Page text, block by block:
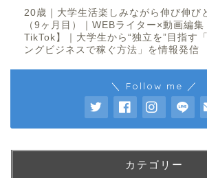
20歳｜大学生活楽しみながら伸び伸び
（9ヶ月目）｜WEBライター×動画編
TikTok】｜大学生から“独立を”目指す
ングビジネスで稼ぐ方法」を情報発信
＼ Follow me ／
カテゴリー